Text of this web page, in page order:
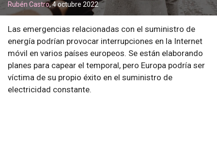
Rubén Castro, 4 octubre 2022
Las emergencias relacionadas con el suministro de
energía podrían provocar interrupciones en la Internet
móvil en varios países europeos. Se están elaborando
planes para capear el temporal, pero Europa podría ser
víctima de su propio éxito en el suministro de
electricidad constante.